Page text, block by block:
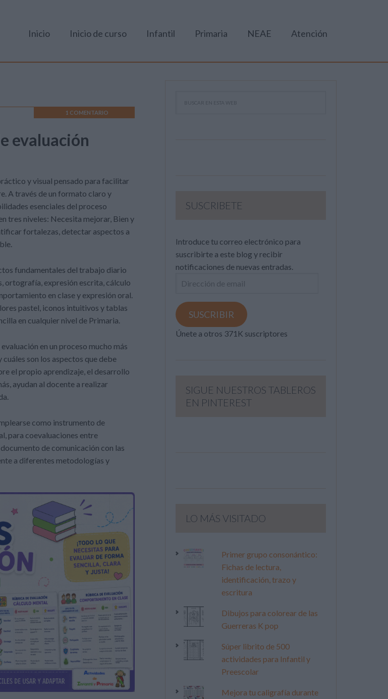
Inicio Inicio de curso Infantil Primaria NEAE Atención
1 COMENTARIO
evaluación
y visual pensado para facilitar
A través de un formato claro y
esenciales del proceso
tres niveles: Necesita mejorar, Bien y
fortalezas, detectar aspectos a
fundamentales del trabajo diario
ortografía, expresión escrita, cálculo
en clase y expresión oral.
pastel, iconos intuitivos y tablas
en cualquier nivel de Primaria.
en un proceso mucho más
son los aspectos que debe
el propio aprendizaje, el desarrollo
ayudan al docente a realizar
como instrumento de
para coevaluaciones entre
de comunicación con las
a diferentes metodologías y
SUSCRIBETE
Introduce tu correo electrónico para
suscribirte a este blog y recibir
notificaciones de nuevas entradas.
Dirección
email
SUSCRIBIR
Únete a otros 371K suscriptores
SIGUE NUESTROS TABLEROS
EN PINTEREST
LO MÁS VISITADO
Primer grupo consonántico:
Fichas de lectura,
identificación, trazo y
escritura
Dibujos para colorear de las
Guerreras K pop
Súper librito de 500
actividades para Infantil y
Preescolar
Mejora tu caligrafía durante